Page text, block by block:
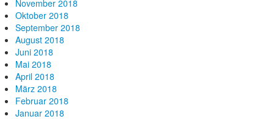
November 2018
Oktober 2018
September 2018
August 2018
Juni 2018
Mai 2018
April 2018
März 2018
Februar 2018
Januar 2018